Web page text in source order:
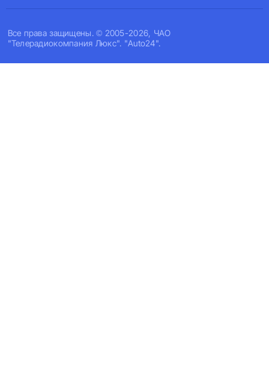
Все права защищены. © 2005-2026, ЧАО
"Телерадиокомпания Люкс". "Auto24".